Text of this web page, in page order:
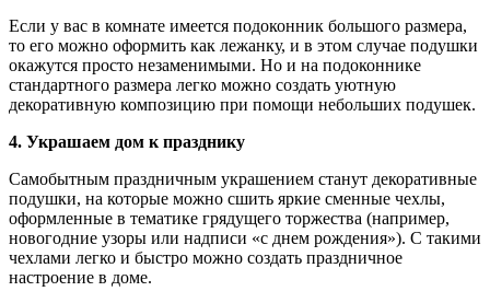
Если у вас в комнате имеется подоконник большого размера,
то его можно оформить как лежанку, и в этом случае подушки
окажутся просто незаменимыми. Но и на подоконнике
стандартного размера легко можно создать уютную
декоративную композицию при помощи небольших подушек.
4. Украшаем дом к празднику
Самобытным праздничным украшением станут декоративные
подушки, на которые можно сшить яркие сменные чехлы,
оформленные в тематике грядущего торжества (например,
новогодние узоры или надписи «с днем рождения»). С такими
чехлами легко и быстро можно создать праздничное
настроение в доме.